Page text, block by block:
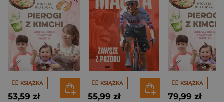
KSIĄŻKA
53,59 zł
KSIĄŻKA
55,99 zł
KSIĄŻKA
79,99 zł